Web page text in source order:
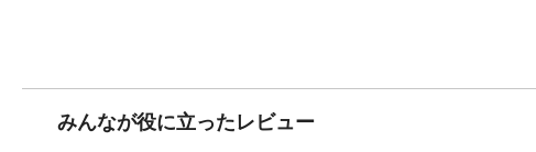
みんなが役に立ったレビュー